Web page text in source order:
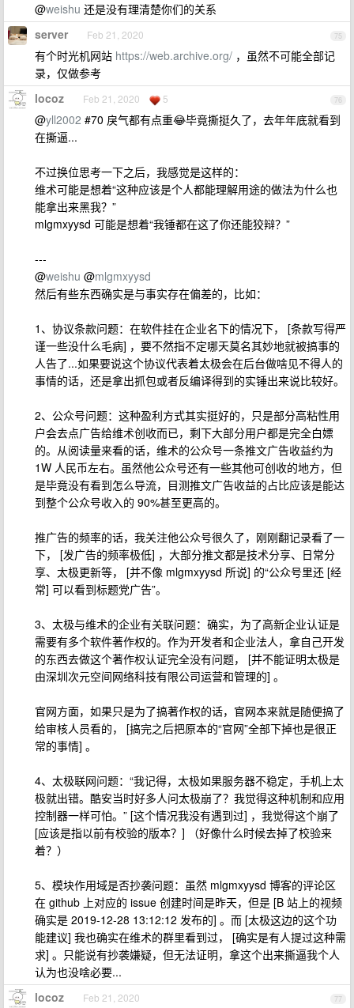
@weishu 还是没有理清楚你们的关系
75
server Feb 21, 2020
有个时光机网站 https://web.archive.org/ ，虽然不可能全部记
录，仅做参考
76
locoz Feb 21, 2020 5
@yll2002 #70 戾气都有点重😂毕竟撕挺久了，去年年底就看到
在撕逼...
不过换位思考一下之后，我感觉是这样的：
维术可能是想着“这种应该是个人都能理解用途的做法为什么也
能拿出来黑我？”
mlgmxyysd 可能是想着“我锤都在这了你还能狡辩？”
---
@weishu @mlgmxyysd
然后有些东西确实是与事实存在偏差的，比如：
1、协议条款问题：在软件挂在企业名下的情况下， [条款写得严
谨一些没什么毛病] ，要不然指不定哪天莫名其妙地就被搞事的
人告了...如果要说这个协议代表着太极会在后台做啥见不得人的
事情的话，还是拿出抓包或者反编译得到的实锤出来说比较好。
2、公众号问题：这种盈利方式其实挺好的，只是部分高粘性用
户会去点广告给维术创收而已，剩下大部分用户都是完全白嫖
的。从阅读量来看的话，维术的公众号一条推文广告收益约为
1W 人民币左右。虽然他公众号还有一些其他可创收的地方，但
是毕竟没有看到怎么导流，目测推文广告收益的占比应该是能达
到整个公众号收入的 90%甚至更高的。
推广告的频率的话，我关注他公众号很久了，刚刚翻记录看了一
下， [发广告的频率极低] ，大部分推文都是技术分享、日常分
享、太极更新等， [并不像 mlgmxyysd 所说] 的“公众号里还 [经
常] 可以看到标题党广告”。
3、太极与维术的企业有关联问题：确实，为了高新企业认证是
需要有多个软件著作权的。作为开发者和企业法人，拿自己开发
的东西去做这个著作权认证完全没有问题， [并不能证明太极是
由深圳次元空间网络科技有限公司运营和管理的] 。
官网方面，如果只是为了搞著作权的话，官网本来就是随便搞了
给审核人员看的， [搞完之后把原本的“官网”全部下掉也是很正
常的事情] 。
4、太极联网问题：“我记得，太极如果服务器不稳定，手机上太
极就出错。酷安当时好多人问太极崩了？我觉得这种机制和应用
控制器一样可怕。” [这个情况我没有遇到过] ，我觉得这个崩了
[应该是指以前有校验的版本？] （好像什么时候去掉了校验来
着？）
5、模块作用域是否抄袭问题：虽然 mlgmxyysd 博客的评论区
在 github 上对应的 issue 创建时间是昨天，但是 [B 站上的视频
确实是 2019-12-28 13:12:12 发布的] 。而 [太极这边的这个功
能建议] 我也确实在维术的群里看到过， [确实是有人提过这种需
求] 。只能说有抄袭嫌疑，但无法证明，拿这个出来撕逼我个人
认为也没啥必要...
77
locoz Feb 21, 2020